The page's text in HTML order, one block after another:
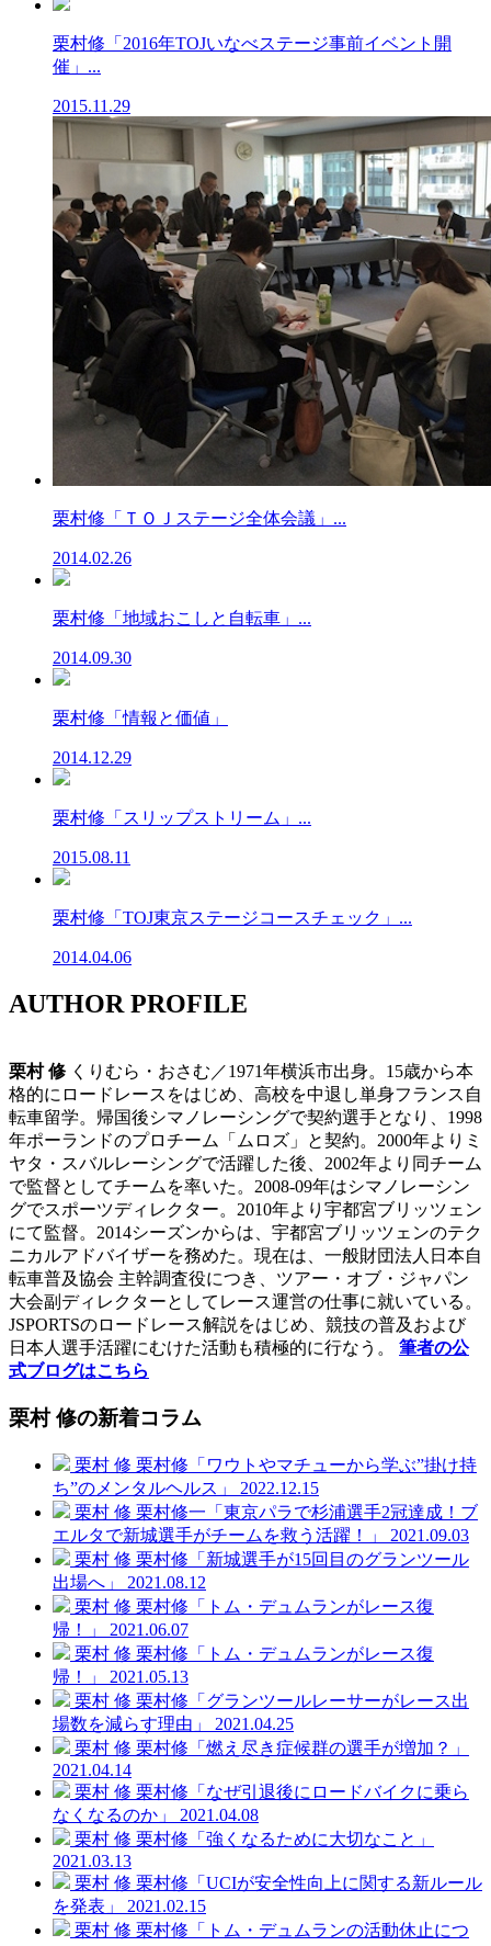
栗村修「2016年TOJいなべステージ事前イベント開
催」...
2015.11.29
栗村修「ＴＯＪステージ全体会議」...
2014.02.26
栗村修「地域おこしと自転車」...
2014.09.30
栗村修「情報と価値」
2014.12.29
栗村修「スリップストリーム」...
2015.08.11
栗村修「TOJ東京ステージコースチェック」...
2014.04.06
AUTHOR PROFILE
栗村 修 くりむら・おさむ／1971年横浜市出身。15歳から本
格的にロードレースをはじめ、高校を中退し単身フランス自
転車留学。帰国後シマノレーシングで契約選手となり、1998
年ポーランドのプロチーム「ムロズ」と契約。2000年よりミ
ヤタ・スバルレーシングで活躍した後、2002年より同チーム
で監督としてチームを率いた。2008-09年はシマノレーシン
グでスポーツディレクター。2010年より宇都宮ブリッツェン
にて監督。2014シーズンからは、宇都宮ブリッツェンのテク
ニカルアドバイザーを務めた。現在は、一般財団法人日本自
転車普及協会 主幹調査役につき、ツアー・オブ・ジャパン
大会副ディレクターとしてレース運営の仕事に就いている。
JSPORTSのロードレース解説をはじめ、競技の普及および
日本人選手活躍にむけた活動も積極的に行なう。 筆者の公
式ブログはこちら
栗村 修の新着コラム
栗村 修 栗村修「ワウトやマチューから学ぶ”掛け持
ち”のメンタルヘルス」
2022.12.15
栗村 修 栗村修一「東京パラで杉浦選手2冠達成！ブ
エルタで新城選手がチームを救う活躍！」
2021.09.03
栗村 修 栗村修「新城選手が15回目のグランツール
出場へ」
2021.08.12
栗村 修 栗村修「トム・デュムランがレース復
帰！」
2021.06.07
栗村 修 栗村修「トム・デュムランがレース復
帰！」
2021.05.13
栗村 修 栗村修「グランツールレーサーがレース出
場数を減らす理由」
2021.04.25
栗村 修 栗村修「燃え尽き症候群の選手が増加？」
2021.04.14
栗村 修 栗村修「なぜ引退後にロードバイクに乗ら
なくなるのか」
2021.04.08
栗村 修 栗村修「強くなるために大切なこと」
2021.03.13
栗村 修 栗村修「UCIが安全性向上に関する新ルール
を発表」
2021.02.15
栗村 修 栗村修「トム・デュムランの活動休止につ